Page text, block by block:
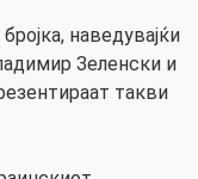
наведувајќи
Зеленски и
такви